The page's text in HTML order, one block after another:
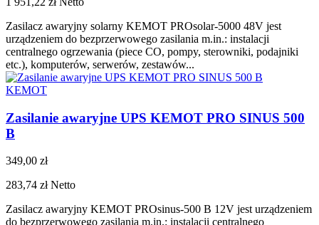
Zasilacz awaryjny solarny KEMOT PROsolar-5000 48V jest
urządzeniem do bezprzerwowego zasilania m.in.: instalacji
centralnego ogrzewania (piece CO, pompy, sterowniki, podajniki
etc.), komputerów, serwerów, zestawów...
KEMOT
Zasilanie awaryjne UPS KEMOT PRO SINUS 500
B
349,00 zł
283,74 złNetto
Zasilacz awaryjny KEMOT PROsinus-500 B 12V jest urządzeniem
do bezprzerwowego zasilania m.in.: instalacji centralnego